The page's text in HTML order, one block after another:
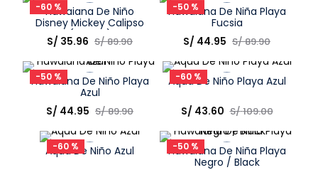
-60 %
Elige una opción
COMPRAR
Hawaiana De Niño
Disney Mickey Calipso
(21 A 27)
S/ 35.96 S/89.90
-50 %
Elige una opción
COMPRAR
Hawaiana De Niña Playa
Fucsia
S/ 44.95 S/89.90
-50 %
Elige una opción
Hawaiana De Niño Playa
Azul
S/ 44.95 S/89.90
-60 %
Talla
Elige una opción
COMPRAR
Aqua De Niño Playa Azul
S/ 43.60 S/109.00
-60 %
Aqua De Niño Azul -50 %
Hawaiana De Niña Playa
Negro / Black
zapatos niña
niño
10. sandalias niño